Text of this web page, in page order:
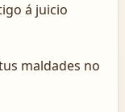
á juicio
maldades no